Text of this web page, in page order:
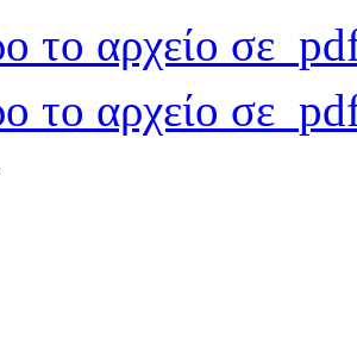
το αρχείο σε
το αρχείο σε